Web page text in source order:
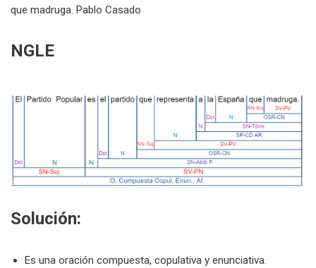
que madruga. Pablo Casado
NGLE
Solución:
Es una oración compuesta, copulativa y enunciativa.